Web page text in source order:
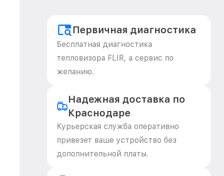
Первичная диагностика
Бесплатная диагностика
тепловизора FLIR, а сервис по
желанию.
Надежная доставка по
Краснодаре
Курьерская служба оперативно
привезет ваше устройство без
дополнительной платы.